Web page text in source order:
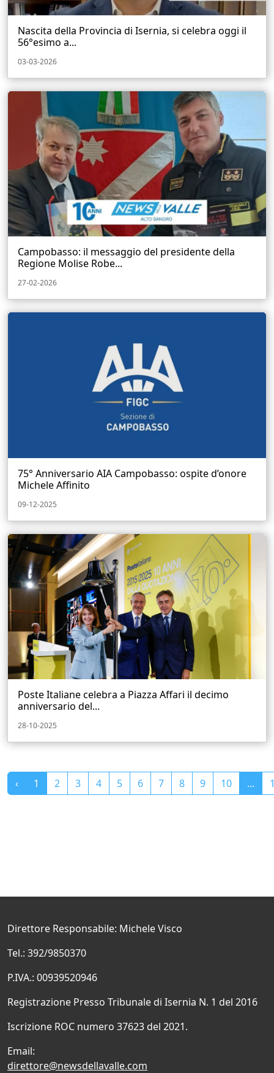
Nascita della Provincia di Isernia, si celebra oggi il
56°esimo a...
03-03-2026
Campobasso: il messaggio del presidente della
Regione Molise Robe...
27-02-2026
75° Anniversario AIA Campobasso: ospite d’onore
Michele Affinito
09-12-2025
Poste Italiane celebra a Piazza Affari il decimo
anniversario del...
28-10-2025
‹ 1 2 3 4 5 6 7 8 9 10 ...
Direttore Responsabile: Michele Visco
Tel.: 392/9850370
P.IVA.: 00939520946
Registrazione Presso Tribunale di Isernia N. 1 del 2016
Iscrizione ROC numero 37623 del 2021.
Email:
direttore@newsdellavalle.com